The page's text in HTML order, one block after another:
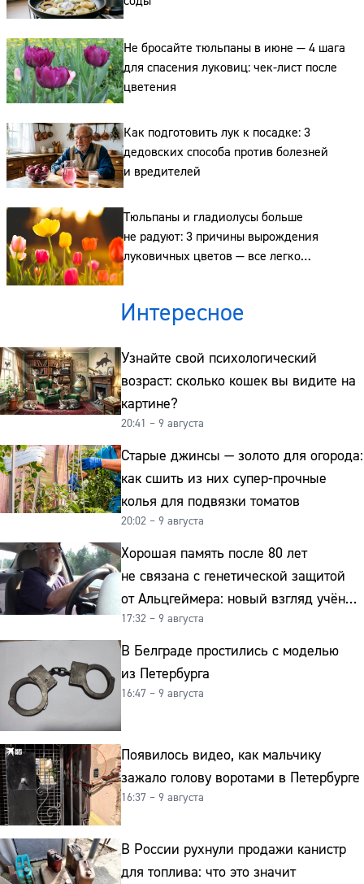
Не бросайте тюльпаны в июне — 4 шага
для спасения луковиц: чек-лист после
цветения
Как подготовить лук к посадке: 3
дедовских способа против болезней
и вредителей
Тюльпаны и гладиолусы больше
не радуют: 3 причины вырождения
луковичных цветов — все легко
исправить
Интересное
Узнайте свой психологический
возраст: сколько кошек вы видите на
картине?
20:41 – 9 августа
Старые джинсы — золото для огорода:
как сшить из них супер-прочные
колья для подвязки томатов
20:02 – 9 августа
Хорошая память после 80 лет
не связана с генетической защитой
от Альцгеймера: новый взгляд учёных
на старение мозга
17:32 – 9 августа
В Белграде простились с моделью
из Петербурга
16:47 – 9 августа
Появилось видео, как мальчику
зажало голову воротами в Петербурге
16:37 – 9 августа
В России рухнули продажи канистр
для топлива: что это значит
Сайт:
Адрес:
Телефон: